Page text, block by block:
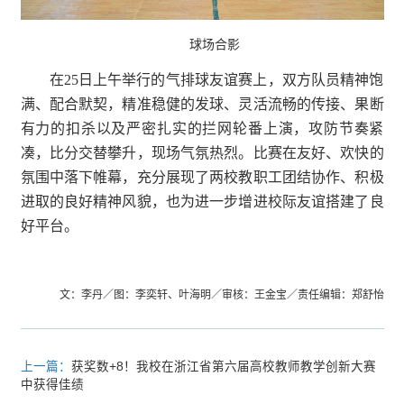
球场合影
在25日上午举行的气排球友谊赛上，双方队员精神饱
满、配合默契，精准稳健的发球、灵活流畅的传接、果断
有力的扣杀以及严密扎实的拦网轮番上演，攻防节奏紧
凑，比分交替攀升，现场气氛热烈。比赛在友好、欢快的
氛围中落下帷幕，充分展现了两校教职工团结协作、积极
进取的良好精神风貌，也为进一步增进校际友谊搭建了良
好平台。
文：李丹／图：李奕轩、叶海明／审核：王金宝／责任编辑：郑舒怡
上一篇： 获奖数+8！我校在浙江省第六届高校教师教学创新大赛
中获得佳绩